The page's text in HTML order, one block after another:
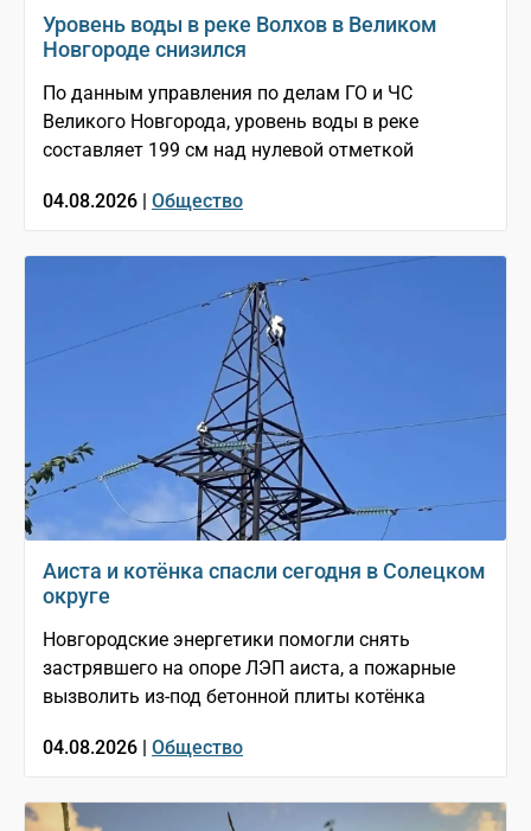
Уровень воды в реке Волхов в Великом
Новгороде снизился
По данным управления по делам ГО и ЧС
Великого Новгорода, уровень воды в реке
составляет 199 см над нулевой отметкой
04.08.2026 | Общество
Аиста и котёнка спасли сегодня в Солецком
округе
Новгородские энергетики помогли снять
застрявшего на опоре ЛЭП аиста, а пожарные
вызволить из-под бетонной плиты котёнка
04.08.2026 | Общество